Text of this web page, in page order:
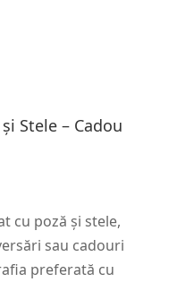
Stele – Cadou
cu poză și stele,
sau cadouri
preferată cu